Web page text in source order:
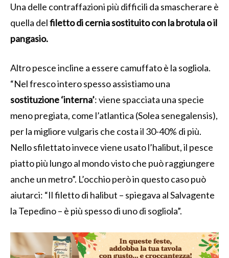
Una delle contraffazioni più difficili da smascherare è
quella delfiletto di cernia sostituito con la brotula o il
pangasio.
Altro pesce incline a essere camuffato è la sogliola.
“Nel fresco intero spesso assistiamo una
sostituzione ‘interna’: viene spacciata una specie
meno pregiata, come l’atlantica (Solea senegalensis),
per la migliore vulgaris che costa il 30-40% di più.
Nello sfilettato invece viene usato l’halibut, il pesce
piatto più lungo al mondo visto che può raggiungere
anche un metro”. L’occhio però in questo caso può
aiutarci: “Il filetto di halibut – spiegava al Salvagente
la Tepedino – è più spesso di uno di sogliola”.